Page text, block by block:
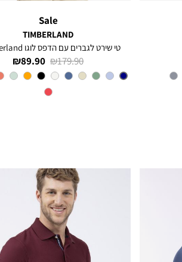
Sale
TIMBERLAND
טי שירט לגברים עם הדפס לוגו Timberland®
מחיר
מוצר
89.90 ₪
מחיר
רגיל
179.90 ₪
צבע
Navy